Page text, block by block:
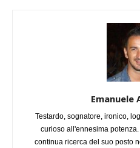
Emanuele
Testardo, sognatore, ironico,
curioso all'ennesima
continua ricerca del suo posto